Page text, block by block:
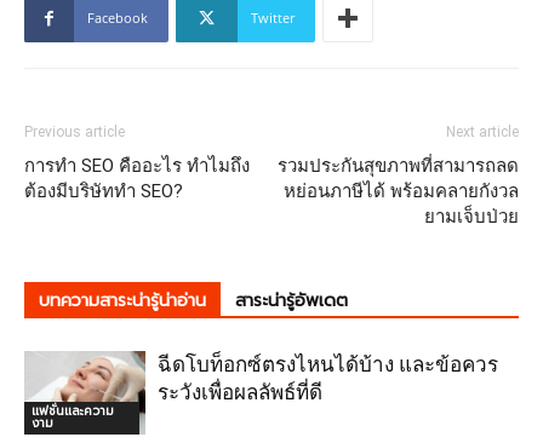
Facebook Twitter
Previous article
การทำ SEO คืออะไร ทำไมถึง
ต้องมีบริษัททำ SEO?
Next article
รวมประกันสุขภาพที่สามารถลด
หย่อนภาษีได้ พร้อมคลายกังวล
ยามเจ็บป่วย
บทความสาระน่ารู้น่าอ่าน สาระน่ารู้อัพเดต
แฟชั่นและความ
งาม
ฉีดโบท็อกซ์ตรงไหนได้บ้าง และข้อควร
ระวังเพื่อผลลัพธ์ที่ดี